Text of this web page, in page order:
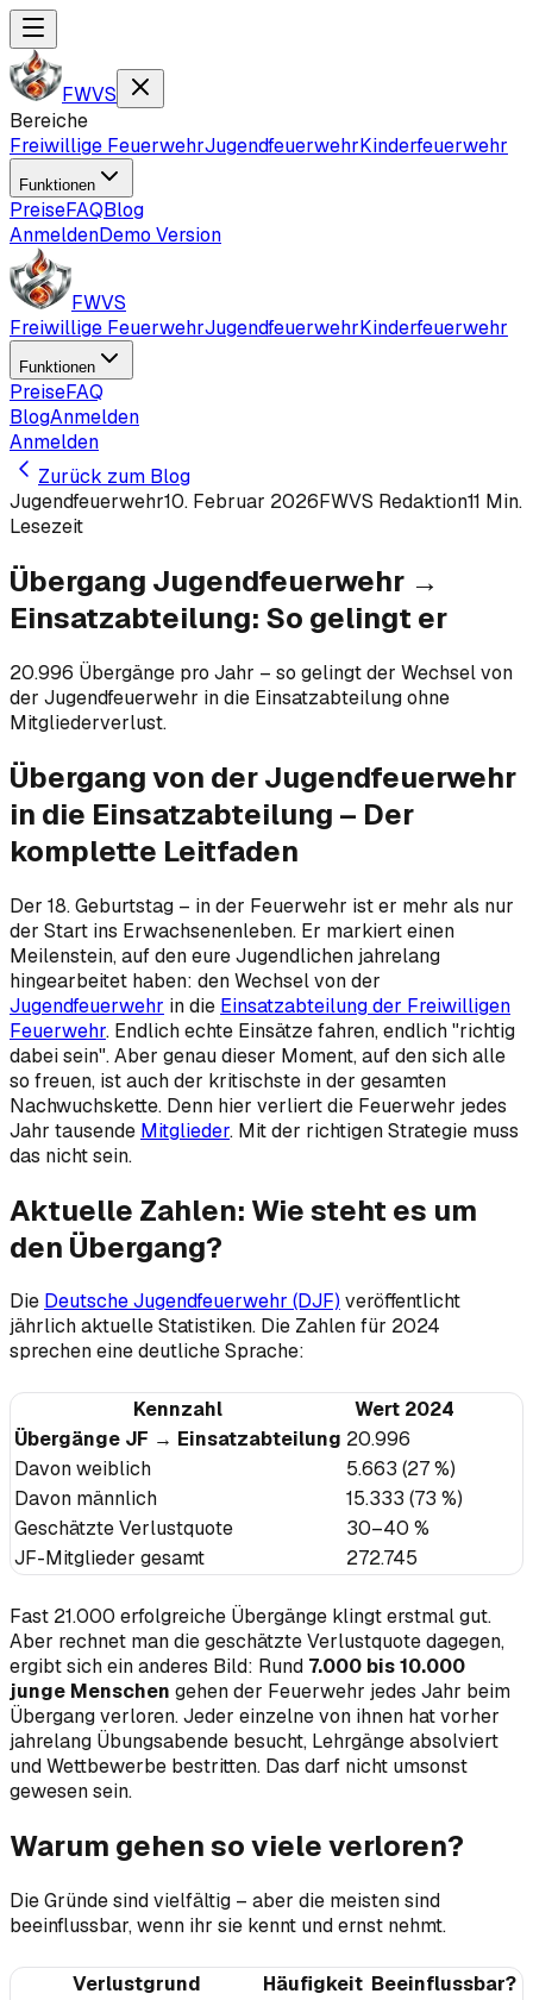
FWVS
Bereiche
Freiwillige FeuerwehrJugendfeuerwehrKinderfeuerwehr
Funktionen
PreiseFAQBlog
AnmeldenDemo Version
FWVS
Freiwillige FeuerwehrJugendfeuerwehrKinderfeuerwehr
Funktionen
PreiseFAQ
BlogAnmelden
Anmelden
Zurück zum Blog
Jugendfeuerwehr10. Februar 2026FWVS Redaktion11 Min.
Lesezeit
Übergang Jugendfeuerwehr →
Einsatzabteilung: So gelingt er
20.996 Übergänge pro Jahr – so gelingt der Wechsel von
der Jugendfeuerwehr in die Einsatzabteilung ohne
Mitgliederverlust.
Übergang von der Jugendfeuerwehr
in die Einsatzabteilung – Der
komplette Leitfaden
Der 18. Geburtstag – in der Feuerwehr ist er mehr als nur
der Start ins Erwachsenenleben. Er markiert einen
Meilenstein, auf den eure Jugendlichen jahrelang
hingearbeitet haben: den Wechsel von der
Jugendfeuerwehr in die Einsatzabteilung der Freiwilligen
Feuerwehr. Endlich echte Einsätze fahren, endlich "richtig
dabei sein". Aber genau dieser Moment, auf den sich alle
so freuen, ist auch der kritischste in der gesamten
Nachwuchskette. Denn hier verliert die Feuerwehr jedes
Jahr tausende Mitglieder. Mit der richtigen Strategie muss
das nicht sein.
Aktuelle Zahlen: Wie steht es um
den Übergang?
Die Deutsche Jugendfeuerwehr (DJF) veröffentlicht
jährlich aktuelle Statistiken. Die Zahlen für 2024
sprechen eine deutliche Sprache:
Kennzahl
Wert 2024
Übergänge JF → Einsatzabteilung 20.996
Davon weiblich
5.663 (27 %)
Davon männlich
15.333 (73 %)
Geschätzte Verlustquote
30–40 %
JF-Mitglieder gesamt
272.745
Fast 21.000 erfolgreiche Übergänge klingt erstmal gut.
Aber rechnet man die geschätzte Verlustquote dagegen,
ergibt sich ein anderes Bild: Rund 7.000 bis 10.000
junge Menschen gehen der Feuerwehr jedes Jahr beim
Übergang verloren. Jeder einzelne von ihnen hat vorher
jahrelang Übungsabende besucht, Lehrgänge absolviert
und Wettbewerbe bestritten. Das darf nicht umsonst
gewesen sein.
Warum gehen so viele verloren?
Die Gründe sind vielfältig – aber die meisten sind
beeinflussbar, wenn ihr sie kennt und ernst nehmt.
Verlustgrund Häufigkeit Beeinflussbar?